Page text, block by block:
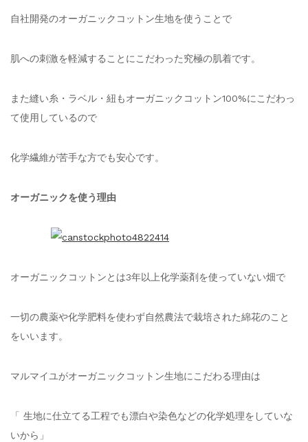
自社開発のオーガニックコットン生地を使うことで
肌への刺激を軽減することにこだわった究極の肌着です。
また縫い糸・ラベル・紐もオーガニックコットン100%にこだわっ
て使用しているので
化学繊維が苦手な方でも安心です。
オーガニックを使う理由
オーガニックコットンとは3年以上化学薬剤を使っていない畑で
一切の農薬や化学肥料を使わず自然農法で栽培された綿花のこと
をいいます。
マルマイユがオーガニックコットン生地にこだわる理由は
「 生地に仕立てる工程でも漂白や染色などの化学処理をしていな
いから」